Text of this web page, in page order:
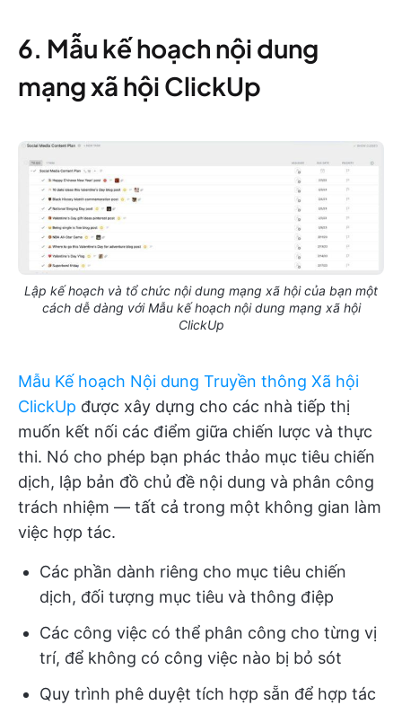
6. Mẫu kế hoạch nội dung
mạng xã hội ClickUp
Lập kế hoạch và tổ chức nội dung mạng xã hội của bạn một
cách dễ dàng với Mẫu kế hoạch nội dung mạng xã hội
ClickUp
Mẫu Kế hoạch Nội dung Truyền thông Xã hội
ClickUp được xây dựng cho các nhà tiếp thị
muốn kết nối các điểm giữa chiến lược và thực
thi. Nó cho phép bạn phác thảo mục tiêu chiến
dịch, lập bản đồ chủ đề nội dung và phân công
trách nhiệm — tất cả trong một không gian làm
việc hợp tác.
Các phần dành riêng cho mục tiêu chiến
dịch, đối tượng mục tiêu và thông điệp
Các công việc có thể phân công cho từng vị
trí, để không có công việc nào bị bỏ sót
Quy trình phê duyệt tích hợp sẵn để hợp tác